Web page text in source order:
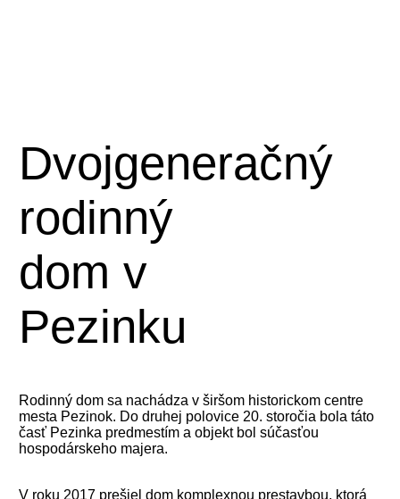
Dvojgeneračný
rodinný
dom v
Pezinku
Rodinný dom sa nachádza v širšom historickom centre
mesta Pezinok. Do druhej polovice 20. storočia bola táto
časť Pezinka predmestím a objekt bol súčasťou
hospodárskeho majera.
V roku 2017 prešiel dom komplexnou prestavbou, ktorá